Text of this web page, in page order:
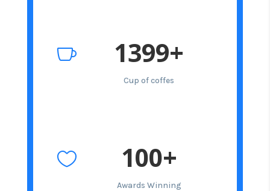
 1399+
Cup of coffes
 100+
Awards Winning